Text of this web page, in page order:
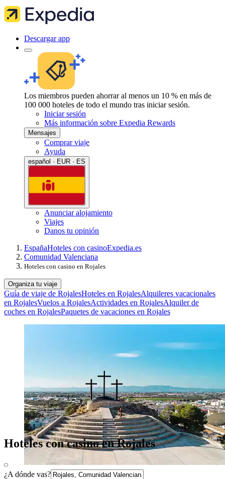
Descargar app
Los miembros pueden ahorrar al menos un 10 % en más de
100 000 hoteles de todo el mundo tras iniciar sesión.
Iniciar sesión
Más información sobre Expedia Rewards
Mensajes
Comprar viaje
Ayuda
español · EUR · ES
Anunciar alojamiento
Viajes
Danos tu opinión
EspañaHoteles con casinoExpedia.es
Comunidad Valenciana
Hoteles con casino en Rojales
Organiza tu viaje
Guía de viaje de RojalesHoteles en RojalesAlquileres vacacionales
en RojalesVuelos a RojalesActividades en RojalesAlquiler de
coches en RojalesPaquetes de vacaciones en Rojales
Hoteles con casino en Rojales
¿A dónde vas?